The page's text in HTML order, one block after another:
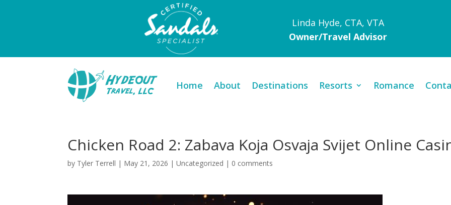
Linda Hyde, CTA, VTA
Owner/Travel Advisor
Home About Destinations Resorts Romance
Chicken Road 2: Zabava Koja Osvaja Svijet Online
by Tyler Terrell | May 21, 2026 |Uncategorized | 0 comments